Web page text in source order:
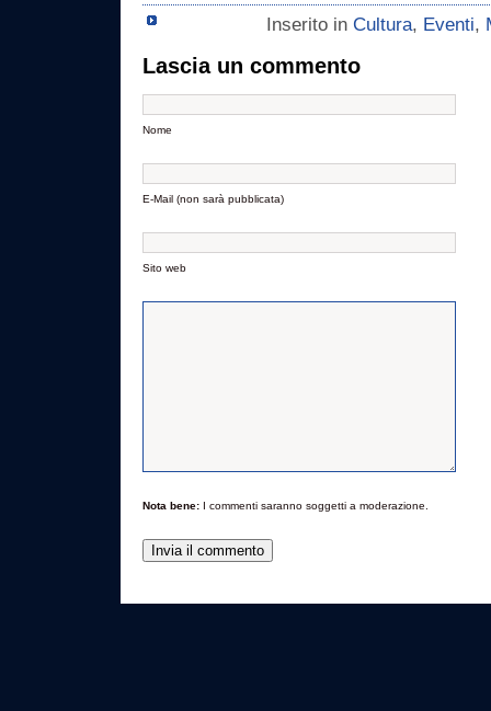
Inserito in Cultura, Eventi,
Lascia un commento
Nome
E-Mail (non sarà pubblicata)
Sito web
Nota bene: I commenti saranno soggetti a moderazione.